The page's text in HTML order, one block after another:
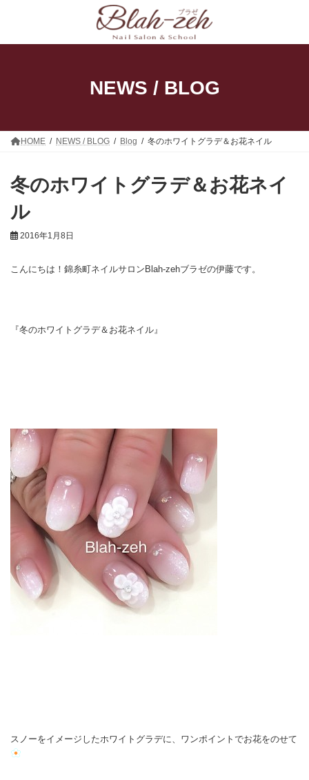
ン
ー
NEWS / BLOG
HOME NEWS / BLOG Blog 冬のホワイトグラデ＆お花ネイル
冬のホワイトグラデ＆お花ネイ
ル
2016年1月8日
こんにちは！錦糸町ネイルサロンBlah-zehブラゼの伊藤です。
『冬のホワイトグラデ＆お花ネイル』
スノーをイメージしたホワイトグラデに、ワンポイントでお花をのせて